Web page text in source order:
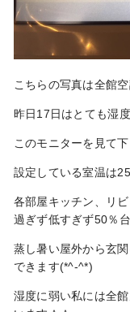
こちらの写真は全館
昨日17日はとても湿
このモニターを見て下
設定している室温は
各部屋キッチン、リ
過ぎず低すぎず50％
蒸し暑い屋外から玄
できます(*^-^*)
湿度に弱い私には全